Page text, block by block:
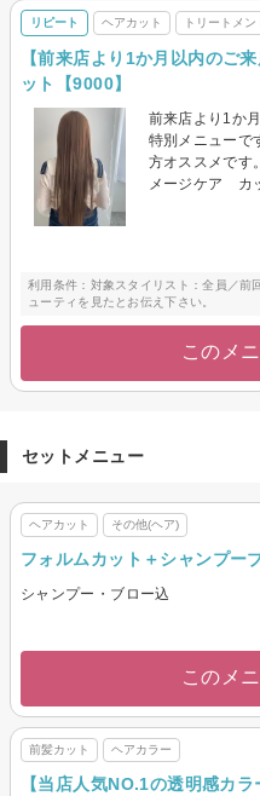
リピート ヘアカット トリートメン
【前来店より1か月以内のご
ット【9000】
前来店より1か
特別メニューで
方オススメです
メージケア カ
利用条件：対象スタイリスト：全員／前
ューティを見たとお伝え下さい。
このメ
セットメニュー
ヘアカット その他(ヘア)
フォルムカット＋シャンプー
シャンプー・ブロー込
このメ
前髪カット ヘアカラー
【当店人気NO.1の透明感カ